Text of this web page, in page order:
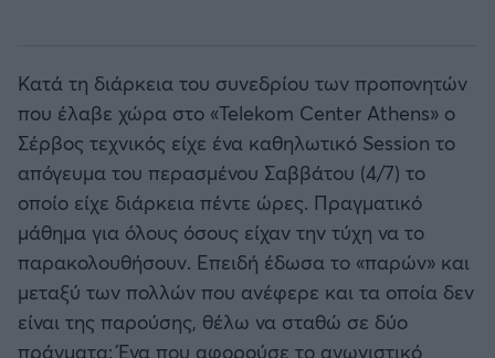
Κατά τη διάρκεια του συνεδρίου των προπονητών
που έλαβε χώρα στο «Telekom Center Athens» ο
Σέρβος τεχνικός είχε ένα καθηλωτικό Session το
απόγευμα του περασμένου Σαββάτου (4/7) το
οποίο είχε διάρκεια πέντε ώρες. Πραγματικό
μάθημα για όλους όσους είχαν την τύχη να το
παρακολουθήσουν. Επειδή έδωσα το «παρών» και
μεταξύ των πολλών που ανέφερε και τα οποία δεν
είναι της παρούσης, θέλω να σταθώ σε δύο
πράγματα: Ένα που αφορούσε το αγωνιστικό